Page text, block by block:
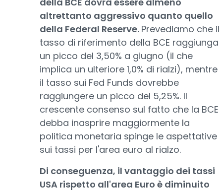
altrettanto aggressivo quanto quello
della Federal Reserve. Prevediamo che il
tasso di riferimento della BCE raggiunga
un picco del 3,50% a giugno (il che
implica un ulteriore 1,0% di rialzi), mentre
il tasso sui Fed Funds dovrebbe
raggiungere un picco del 5,25%. Il
crescente consenso sul fatto che la BCE
debba inasprire maggiormente la
politica monetaria spinge le aspettative
sui tassi per l'area euro al rialzo.
Di conseguenza, il vantaggio dei tassi
USA rispetto all'area Euro è diminuito